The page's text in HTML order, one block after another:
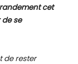
cet
se
de rester